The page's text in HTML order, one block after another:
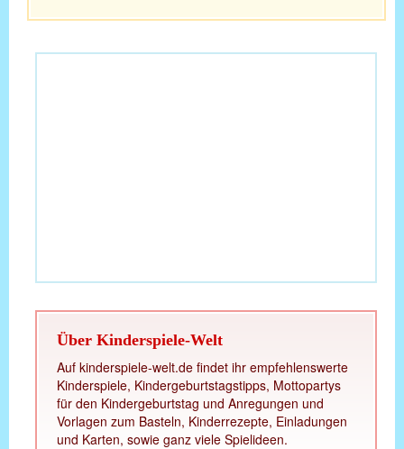
Über Kinderspiele-Welt
Auf kinderspiele-welt.de findet ihr empfehlenswerte
Kinderspiele, Kindergeburtstagstipps, Mottopartys
für den Kindergeburtstag und Anregungen und
Vorlagen zum Basteln, Kinderrezepte, Einladungen
und Karten, sowie ganz viele Spielideen.